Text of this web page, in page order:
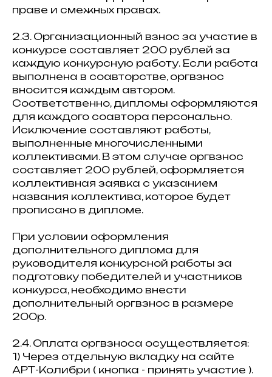
праве и смежных правах.
2.3. Организационный взнос за участие в
конкурсе составляет 200 рублей за
каждую конкурсную работу. Если работа
выполнена в соавторстве, оргвзнос
вносится каждым автором.
Соответственно, дипломы оформляются
для каждого соавтора персонально.
Исключение составляют работы,
выполненные многочисленными
коллективами. В этом случае оргвзнос
составляет 200 рублей, оформляется
коллективная заявка с указанием
названия коллектива, которое будет
прописано в дипломе.
При условии оформления
дополнительного диплома для
руководителя конкурсной работы за
подготовку победителей и участников
конкурса, необходимо внести
дополнительный оргвзнос в размере
200р.
2.4. Оплата оргвзноса осуществляется:
1) Через отдельную вкладку на сайте
АРТ-Колибри ( кнопка - принять участие ).